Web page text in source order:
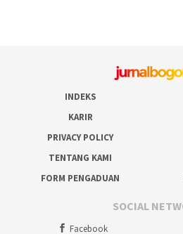
INDEKS
KARIR
PRIVACY POLICY
TENTANG KAMI
FORM PENGADUAN
SOCIAL
Facebook